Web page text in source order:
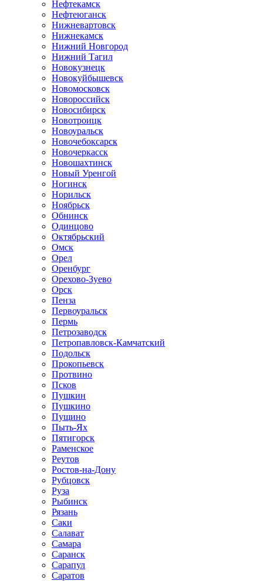
Нефтекамск
Нефтеюганск
Нижневартовск
Нижнекамск
Нижний Новгород
Нижний Тагил
Новокузнецк
Новокуйбышевск
Новомосковск
Новороссийск
Новосибирск
Новотроицк
Новоуральск
Новочебоксарск
Новочеркасск
Новошахтинск
Новый Уренгой
Ногинск
Норильск
Ноябрьск
Обнинск
Одинцово
Октябрьский
Омск
Орел
Оренбург
Орехово-Зуево
Орск
Пенза
Первоуральск
Пермь
Петрозаводск
Петропавловск-Камчатский
Подольск
Прокопьевск
Протвино
Псков
Пушкин
Пушкино
Пущино
Пыть-Ях
Пятигорск
Раменское
Реутов
Ростов-на-Дону
Рубцовск
Руза
Рыбинск
Рязань
Саки
Салават
Самара
Саранск
Сарапул
Саратов